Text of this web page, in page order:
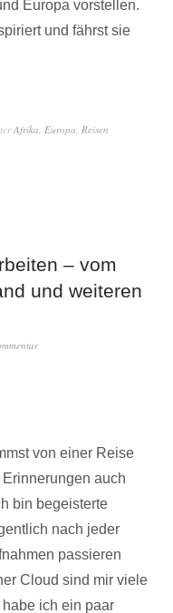
Europa vorstellen.
und fährst sie
Afrika, Europa, Reisen
– vom
und weiteren
von einer Reise
auch
bin begeisterte
nach jeder
passieren
Cloud sind mir viele
ich ein paar